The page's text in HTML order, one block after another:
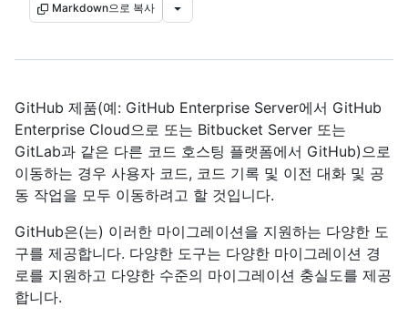
Markdown으로 복사
GitHub 제품(예: GitHub Enterprise Server에서 GitHub
Enterprise Cloud으로 또는 Bitbucket Server 또는
GitLab과 같은 다른 코드 호스팅 플랫폼에서 GitHub)으로
이동하는 경우 사용자 코드, 코드 기록 및 이전 대화 및 공
동 작업을 모두 이동하려고 할 것입니다.
GitHub은(는) 이러한 마이그레이션을 지원하는 다양한 도
구를 제공합니다. 다양한 도구는 다양한 마이그레이션 경
로를 지원하고 다양한 수준의 마이그레이션 충실도를 제공
합니다.